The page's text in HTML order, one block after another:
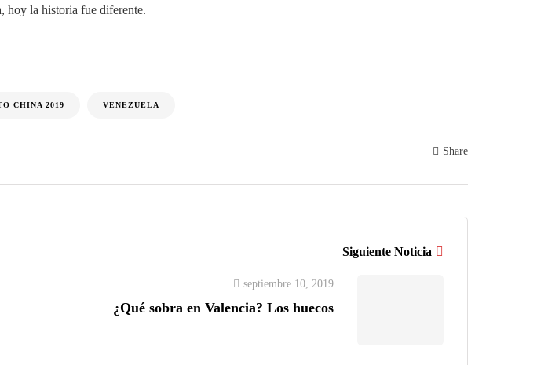
hoy la historia fue diferente.
CHINA 2019 VENEZUELA
Share
Siguiente Noticia
septiembre 10, 2019
¿Qué sobra en Valencia? Los huecos